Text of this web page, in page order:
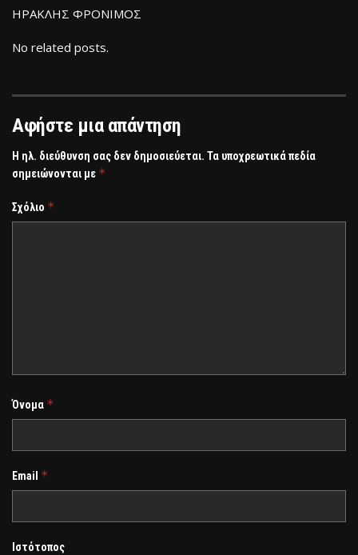
ΗΡΑΚΛΗΣ ΦΡΟΝΙΜΟΣ
No related posts.
Αφήστε μια απάντηση
Η ηλ. διεύθυνση σας δεν δημοσιεύεται. Τα υποχρεωτικά πεδία
σημειώνονται με *
Σχόλιο *
Όνομα *
Email *
Ιστότοπος